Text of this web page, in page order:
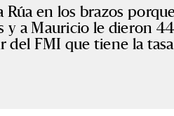
Rúa en los brazos
y a Mauricio le dieron
del FMI que tiene la